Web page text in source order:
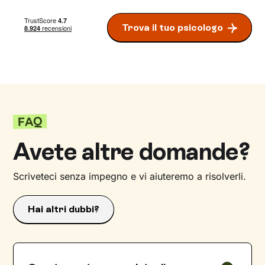
Trova il tuo psicologo
FAQ
Avete altre domande?
Scriveteci senza impegno e vi aiuteremo a risolverli.
Hai altri dubbi?